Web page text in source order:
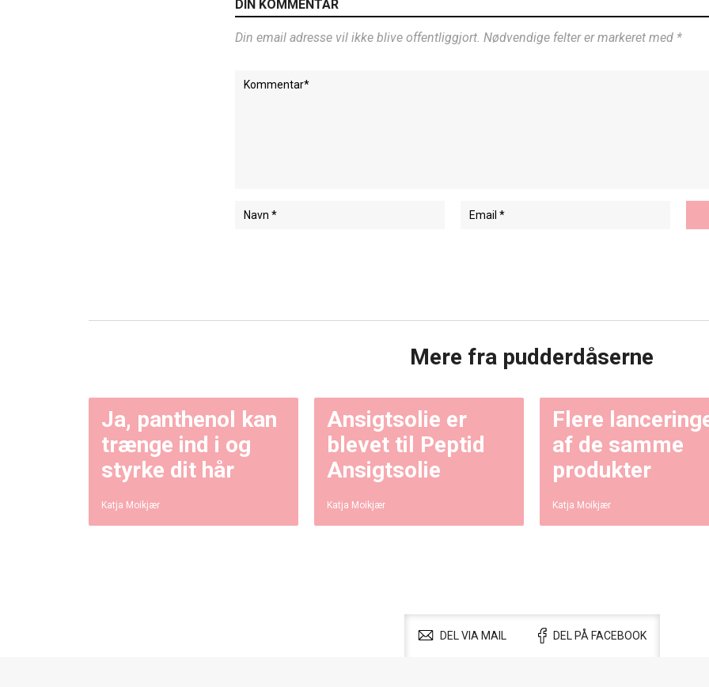
DIN KOMMENTAR
Din email adresse vil ikke blive offentliggjort. Nødvendige felter er markeret med *
Mere fra pudderdåserne
Ja, panthenol kan
trænge ind i og
styrke dit hår
Katja Moikjær
Ansigtsolie er
blevet til Peptid
Ansigtsolie
Katja Moikjær
Flere
af de samme
produkter
Katja Moikjær
DEL VIA MAIL DEL PÅ FACEBOOK